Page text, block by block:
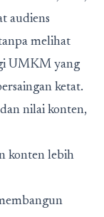
audiens
melihat
UMKM yang
ketat.
nilai konten,
konten lebih